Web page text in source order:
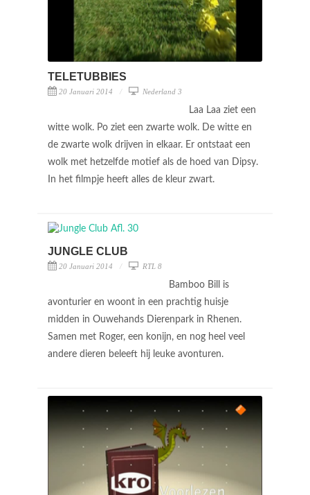
TELETUBBIES
20 Januari 2014 Nederland 3
Laa Laa ziet een
witte wolk. Po ziet een zwarte wolk. De witte en
de zwarte wolk drijven in elkaar. Er ontstaat een
wolk met hetzelfde motief als de hoed van Dipsy.
In het filmpje heeft alles de kleur zwart.
JUNGLE CLUB
20 Januari 2014 RTL 8
Bamboo Bill is
avonturier en woont in een prachtig huisje
midden in Ouwehands Dierenpark in Rhenen.
Samen met Roger, een konijn, en nog heel veel
andere dieren beleeft hij leuke avonturen.